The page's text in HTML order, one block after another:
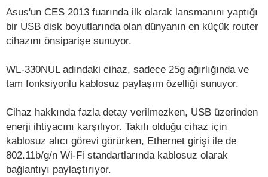
Asus'un CES 2013 fuarında ilk olarak lansmanını yaptığı
bir USB disk boyutlarında olan dünyanın en küçük router
cihazını önsiparişe sunuyor.
WL-330NUL adındaki cihaz, sadece 25g ağırlığında ve
tam fonksiyonlu kablosuz paylaşım özelliği sunuyor.
Cihaz hakkında fazla detay verilmezken, USB üzerinden
enerji ihtiyacını karşılıyor. Takılı olduğu cihaz için
kablosuz alıcı görevi görürken, Ethernet girişi ile de
802.11b/g/n Wi-Fi standartlarında kablosuz olarak
bağlantıyı paylaştırıyor.